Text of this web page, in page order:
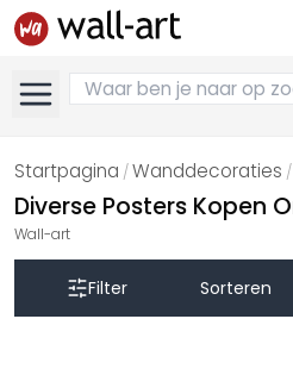
Startpagina /Wanddecoraties /
Diverse Posters Kopen
Wall-art
Filter